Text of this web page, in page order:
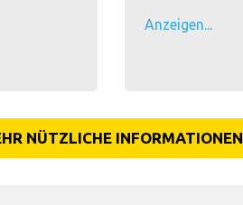
Anzeigen...
NÜTZLICHE INFORMATIONEN